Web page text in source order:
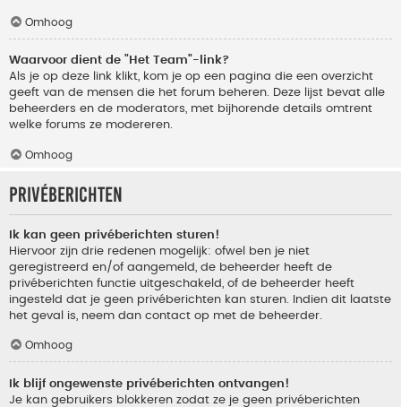
Omhoog
Waarvoor dient de "Het Team"-link?
Als je op deze link klikt, kom je op een pagina die een overzicht
geeft van de mensen die het forum beheren. Deze lijst bevat alle
beheerders en de moderators, met bijhorende details omtrent
welke forums ze modereren.
Omhoog
Privéberichten
Ik kan geen privéberichten sturen!
Hiervoor zijn drie redenen mogelijk: ofwel ben je niet
geregistreerd en/of aangemeld, de beheerder heeft de
privéberichten functie uitgeschakeld, of de beheerder heeft
ingesteld dat je geen privéberichten kan sturen. Indien dit laatste
het geval is, neem dan contact op met de beheerder.
Omhoog
Ik blijf ongewenste privéberichten ontvangen!
Je kan gebruikers blokkeren zodat ze je geen privéberichten